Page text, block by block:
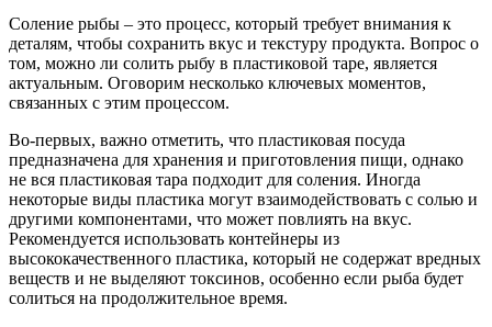
Соление рыбы – это процесс, который требует внимания к
деталям, чтобы сохранить вкус и текстуру продукта. Вопрос о
том, можно ли солить рыбу в пластиковой таре, является
актуальным. Оговорим несколько ключевых моментов,
связанных с этим процессом.
Во-первых, важно отметить, что пластиковая посуда
предназначена для хранения и приготовления пищи, однако
не вся пластиковая тара подходит для соления. Иногда
некоторые виды пластика могут взаимодействовать с солью и
другими компонентами, что может повлиять на вкус.
Рекомендуется использовать контейнеры из
высококачественного пластика, который не содержат вредных
веществ и не выделяют токсинов, особенно если рыба будет
солиться на продолжительное время.